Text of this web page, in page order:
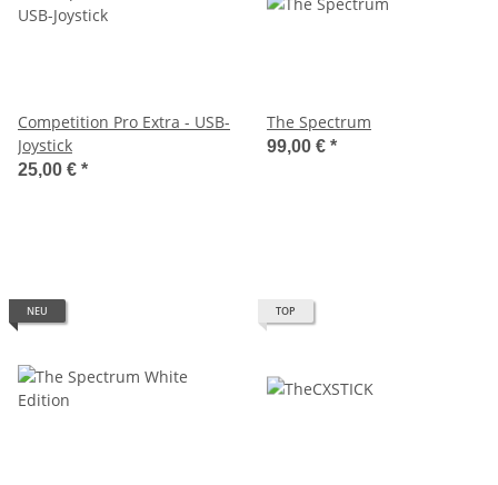
Competition Pro Extra - USB-
Joystick
25,00 € *
The Spectrum
99,00 € *
NEU TOP